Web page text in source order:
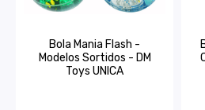
Bola Mania Flash -
Modelos Sortidos - DM
Toys UNICA